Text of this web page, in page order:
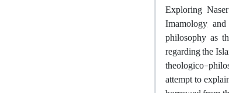
Exploring
Imamology,
philosophy as
regarding the
theologico-
attempt to